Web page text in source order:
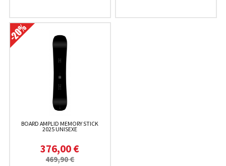
BOARD AMPLID MEMORY STICK
2025 UNISEXE
376,00 €
469,90 €